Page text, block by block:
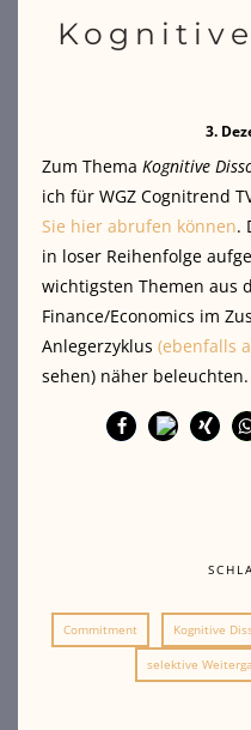
3.
Zum Thema Kognitive
ich für WGZ Cognitrend
Sie hier abrufen können.
in loser Reihenfolge
wichtigsten Themen aus
Finance/Economics im
Anlegerzyklus (ebenfalls
sehen) näher beleuchten.
Commitment Kognitive
selektive